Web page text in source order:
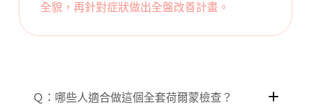
全貌，再針對症狀做出全盤改善計畫。
Ｑ：哪些人適合做這個全套荷爾蒙檢查？